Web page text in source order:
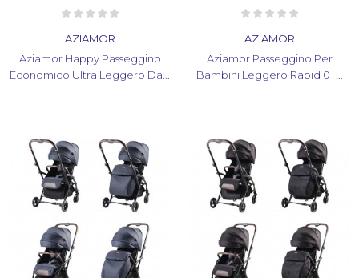
AZIAMOR
Aziamor Happy Passeggino
Economico Ultra Leggero Da...
AZIAMOR
Aziamor Passeggino Per
Bambini Leggero Rapid 0+...